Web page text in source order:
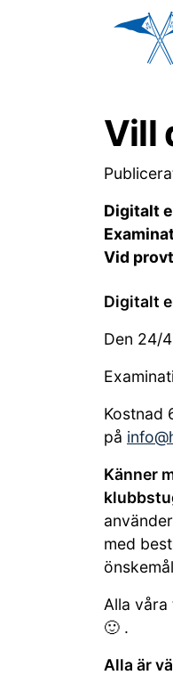
Vill
Digitalt
Vid
Digitalt
Den 24/
Kostnad
på
Känner
med
Alla
🙂 .
Alla är